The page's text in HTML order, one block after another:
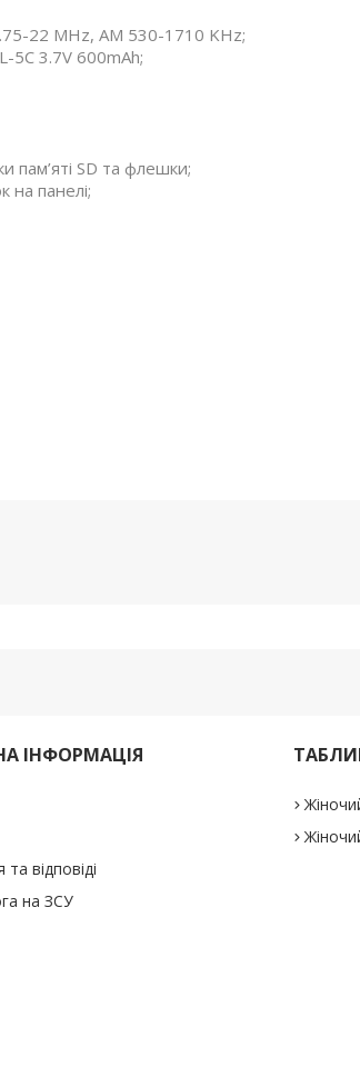
22 MHz, AM 530-1710 KHz;
5C 3.7V 600mAh;
пам’яті SD та флешки;
на панелі;
ІНФОРМАЦІЯ
відповіді
на ЗСУ